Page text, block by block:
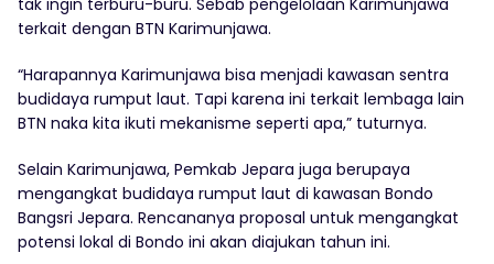
tak ingin terburu-buru. Sebab pengelolaan Karimunjawa
terkait dengan BTN Karimunjawa.
“Harapannya Karimunjawa bisa menjadi kawasan sentra
budidaya rumput laut. Tapi karena ini terkait lembaga lain
BTN naka kita ikuti mekanisme seperti apa,” tuturnya.
Selain Karimunjawa, Pemkab Jepara juga berupaya
mengangkat budidaya rumput laut di kawasan Bondo
Bangsri Jepara. Rencananya proposal untuk mengangkat
potensi lokal di Bondo ini akan diajukan tahun ini.